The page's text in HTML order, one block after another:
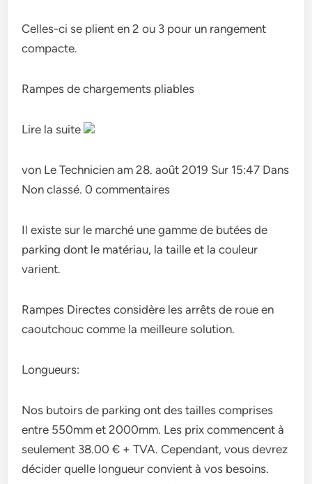
Celles-ci se plient en 2 ou 3 pour un rangement
compacte.
Rampes de chargements pliables
Lire la suite
von Le Technicien am 28. août 2019 Sur 15:47 Dans
Non classé. 0 commentaires
Il existe sur le marché une gamme de butées de
parking dont le matériau, la taille et la couleur
varient.
Rampes Directes considère les arrêts de roue en
caoutchouc comme la meilleure solution.
Longueurs:
Nos butoirs de parking ont des tailles comprises
entre 550mm et 2000mm. Les prix commencent à
seulement 38.00 € + TVA. Cependant, vous devrez
décider quelle longueur convient à vos besoins.